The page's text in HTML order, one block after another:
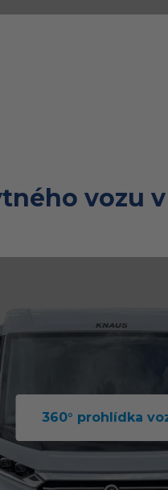
vozu
360° prohlídka